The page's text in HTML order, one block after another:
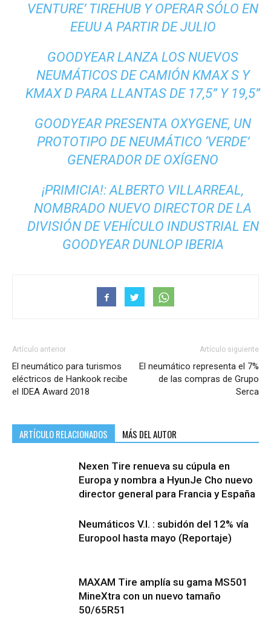
VENTURE’ TIREHUB Y OPERAR SÓLO EN
EEUU A PARTIR DE JULIO
GOODYEAR LANZA LOS NUEVOS
NEUMÁTICOS DE CAMIÓN KMAX S Y
KMAX D PARA LLANTAS DE 17,5” Y 19,5”
GOODYEAR PRESENTA OXYGENE, UN
PROTOTIPO DE NEUMÁTICO ‘VERDE’
GENERADOR DE OXÍGENO
¡PRIMICIA!: ALBERTO VILLARREAL,
NOMBRADO NUEVO DIRECTOR DE LA
DIVISIÓN DE VEHÍCULO INDUSTRIAL EN
GOODYEAR DUNLOP IBERIA
Artículo anterior
El neumático para turismos
eléctricos de Hankook recibe
el IDEA Award 2018
Artículo siguiente
El neumático representa el 7%
de las compras de Grupo
Serca
ARTÍCULO RELACIONADOS MÁS DEL AUTOR
Nexen Tire renueva su cúpula en
Europa y nombra a HyunJe Cho nuevo
director general para Francia y España
Neumáticos V.I. : subidón del 12% vía
Europool hasta mayo (Reportaje)
MAXAM Tire amplía su gama MS501
MineXtra con un nuevo tamaño
50/65R51